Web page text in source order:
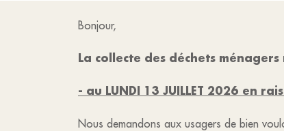
Bonjour,
La collecte des déchets ménagers
- au LUNDI 13 JUILLET 2026 en
Nous demandons aux usagers de bien